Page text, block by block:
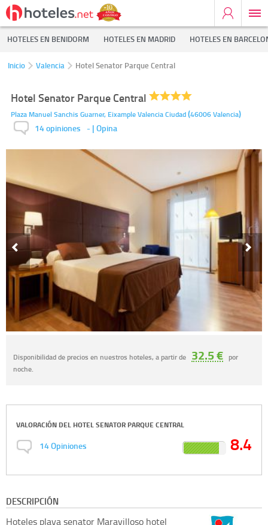
HOTELES EN BENIDORM HOTELES EN MADRID HOTELES EN
Inicio Valencia Hotel Senator Parque Central
Hotel Senator Parque Central
Plaza Manuel Sanchis Guarner, EixampleValencia Ciudad(46006Valencia)
14 opiniones - | Opina
Disponibilidad de precios en nuestros hoteles, a partir de 32.5 € por
noche.
VALORACIÓN DEL HOTEL SENATOR PARQUE CENTRAL
14Opiniones 8.4
DESCRIPCIÓN
Hoteles playa senator Maravilloso hotel